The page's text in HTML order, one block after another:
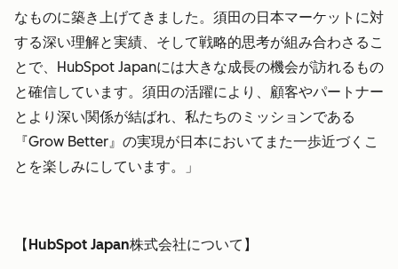
なものに築き上げてきました。須田の日本マーケットに対
する深い理解と実績、そして戦略的思考が組み合わさるこ
とで、HubSpot Japanには大きな成長の機会が訪れるもの
と確信しています。須田の活躍により、顧客やパートナー
とより深い関係が結ばれ、私たちのミッションである
『Grow Better』の実現が日本においてまた一歩近づくこ
とを楽しみにしています。」
【HubSpot Japan株式会社について】